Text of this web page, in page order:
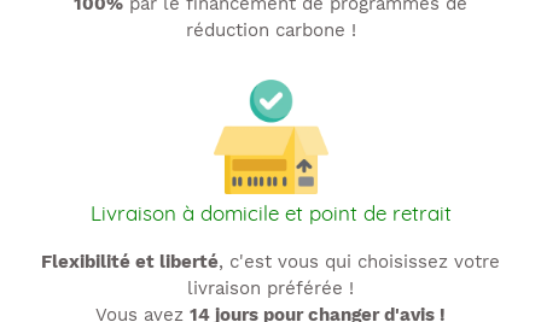
réduction carbone !
Livraison à domicile et point de retrait
Flexibilité et liberté, c'est vous qui choisissez votre
livraison préférée !
Vous avez 14 jours pour changer d'avis !